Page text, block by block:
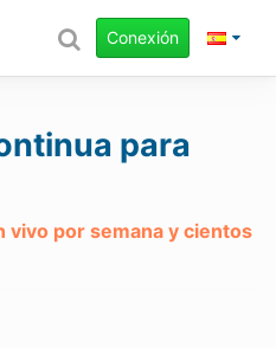
Conexión
para
vivo por semana y cientos